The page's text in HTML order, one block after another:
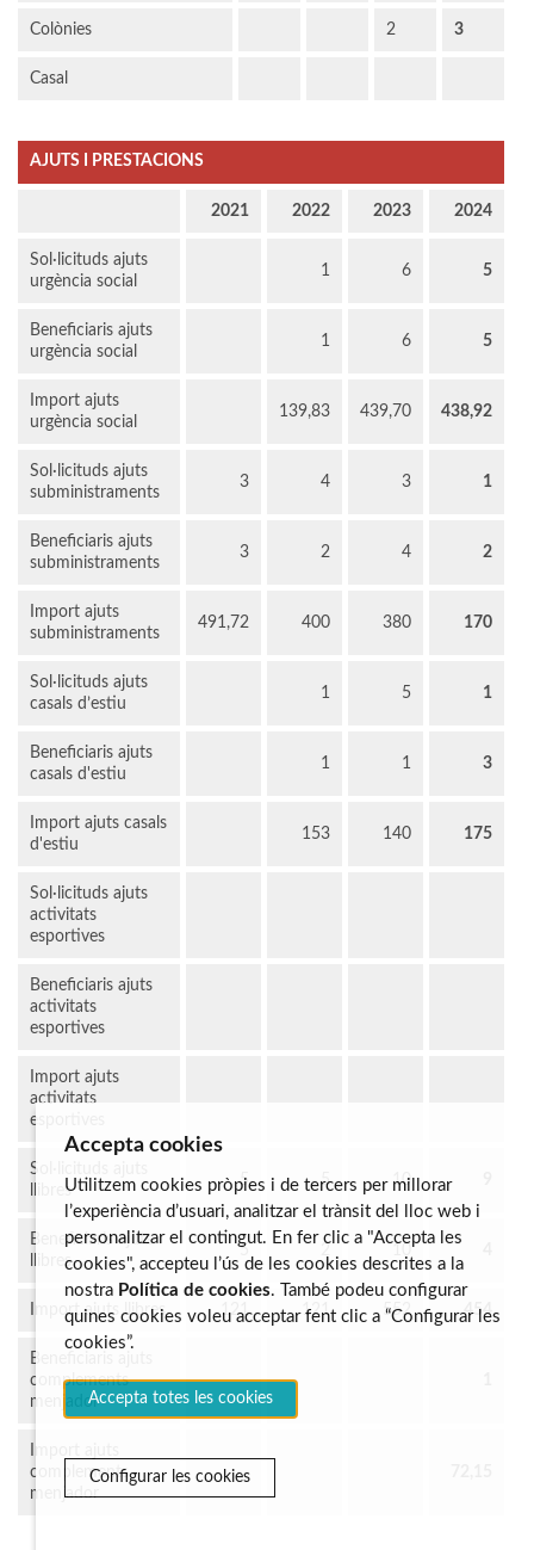
Colònies 2 3
Casal
AJUTS I PRESTACIONS
2021 2022 2023 2024
Sol·licituds ajuts
urgència social
1 6 5
Beneficiaris ajuts
urgència social
1 6 5
Import ajuts
urgència social
139,83 439,70 438,92
Sol·licituds ajuts
subministraments
3 4 3 1
Beneficiaris ajuts
subministraments
3 2 4 2
Import ajuts
subministraments
491,72 400 380 170
Sol·licituds ajuts
casals d’estiu
1 5 1
Beneficiaris ajuts
casals d'estiu
1 1 3
Import ajuts casals
d'estiu
153 140 175
Sol·licituds ajuts
activitats
esportives
Beneficiaris ajuts
activitats
esportives
Import ajuts
activitats
esportives
Sol·licituds ajuts
llibres
5 5 10
Beneficiaris ajuts
llibres
5
Import ajuts llibres 121 121 552 454
Beneficiaris ajuts
complements
menjador
complements
menjador
Accepta cookies
Utilitzem cookies pròpies i de tercers per millorar
l’experiència d’usuari, analitzar el trànsit del lloc web i
personalitzar el contingut. En fer clic a "Accepta les
cookies", accepteu l’ús de les cookies descrites a la
nostra Política de cookies. També podeu configurar
quines cookies voleu acceptar fent clic a “Configurar les
cookies”.
Accepta totes les cookies
Configurar les cookies